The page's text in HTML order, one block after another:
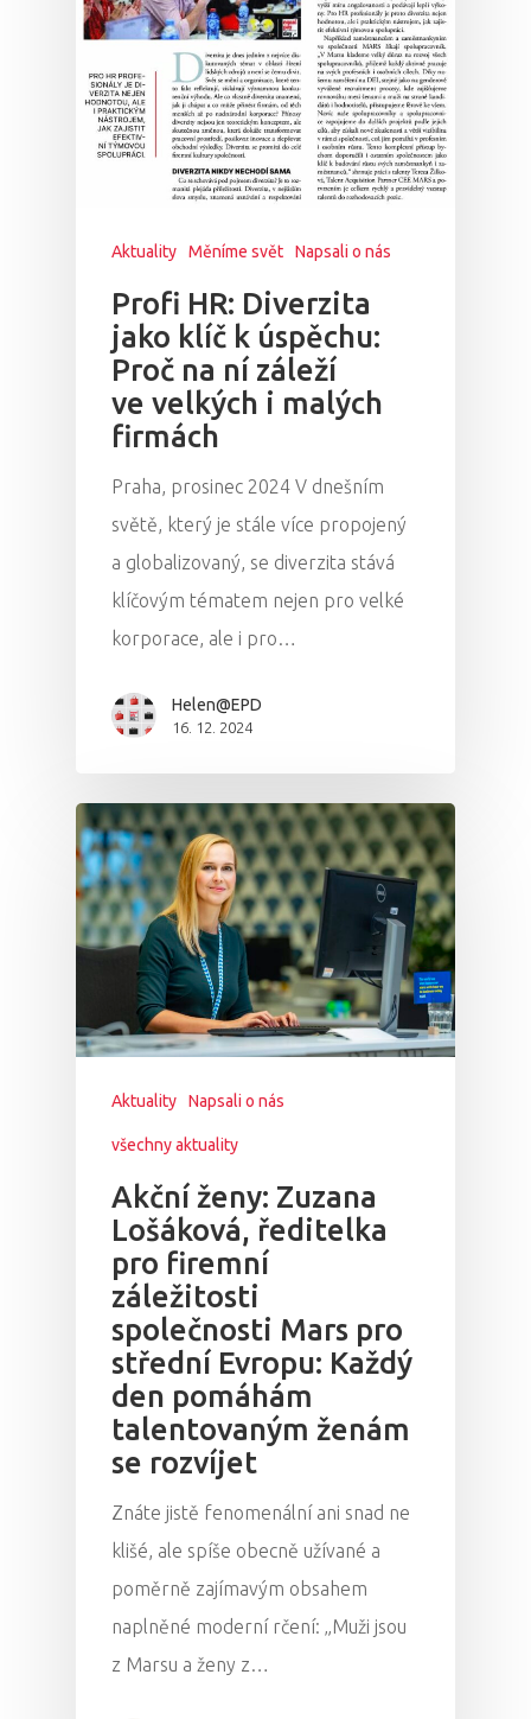
Aktuality Měníme svět Napsali o nás
Profi HR: Diverzita
jako klíč k úspěchu:
Proč na ní záleží
ve velkých i malých
firmách
Praha, prosinec 2024 V dnešním
světě, který je stále více propojený
a globalizovaný, se diverzita stává
klíčovým tématem nejen pro velké
korporace, ale i pro…
Helen@EPD
16. 12. 2024
Aktuality Napsali o nás
všechny aktuality
Akční ženy: Zuzana
Lošáková, ředitelka
pro firemní
záležitosti
společnosti Mars pro
střední Evropu: Každý
den pomáhám
talentovaným ženám
se rozvíjet
Znáte jistě fenomenální ani snad ne
klišé, ale spíše obecně užívané a
poměrně zajímavým obsahem
naplněné moderní rčení: „Muži jsou
z Marsu a ženy z…